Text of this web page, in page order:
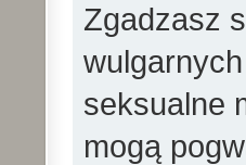
Zgadzasz
seksualne
mogą